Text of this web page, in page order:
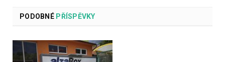
PODOBNÉPŘÍSPĚVKY